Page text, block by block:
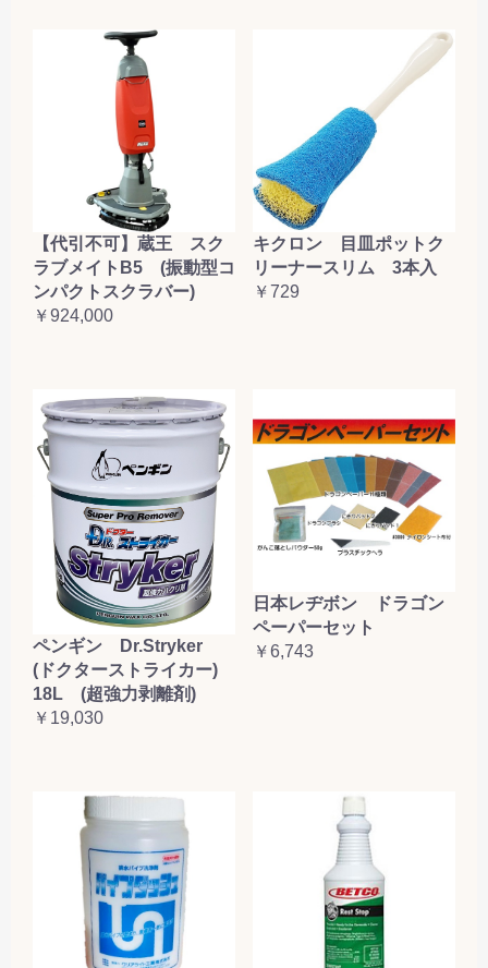
【代引不可】蔵王 スク
ラブメイトB5 (振動型コ
ンパクトスクラバー)
￥924,000
キクロン 目皿ポットク
リーナースリム 3本入
￥729
ペンギン Dr.Stryker
(ドクターストライカー)
18L (超強力剥離剤)
￥19,030
日本レヂボン ドラゴン
ペーパーセット
￥6,743